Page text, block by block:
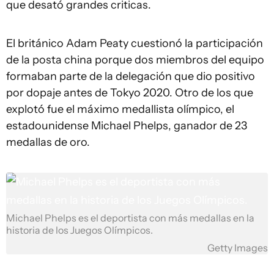
que desató grandes criticas.
El británico Adam Peaty cuestionó la participación
de la posta china porque dos miembros del equipo
formaban parte de la delegación que dio positivo
por dopaje antes de Tokyo 2020. Otro de los que
explotó fue el máximo medallista olímpico, el
estadounidense Michael Phelps, ganador de 23
medallas de oro.
Michael Phelps es el deportista con más medallas en la
historia de los Juegos Olímpicos.
Getty Images